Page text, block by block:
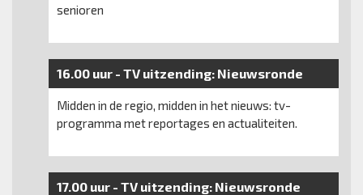
senioren
16.00 uur - TV uitzending: Nieuwsronde
Midden in de regio, midden in het nieuws: tv-
programma met reportages en actualiteiten.
17.00 uur - TV uitzending: Nieuwsronde